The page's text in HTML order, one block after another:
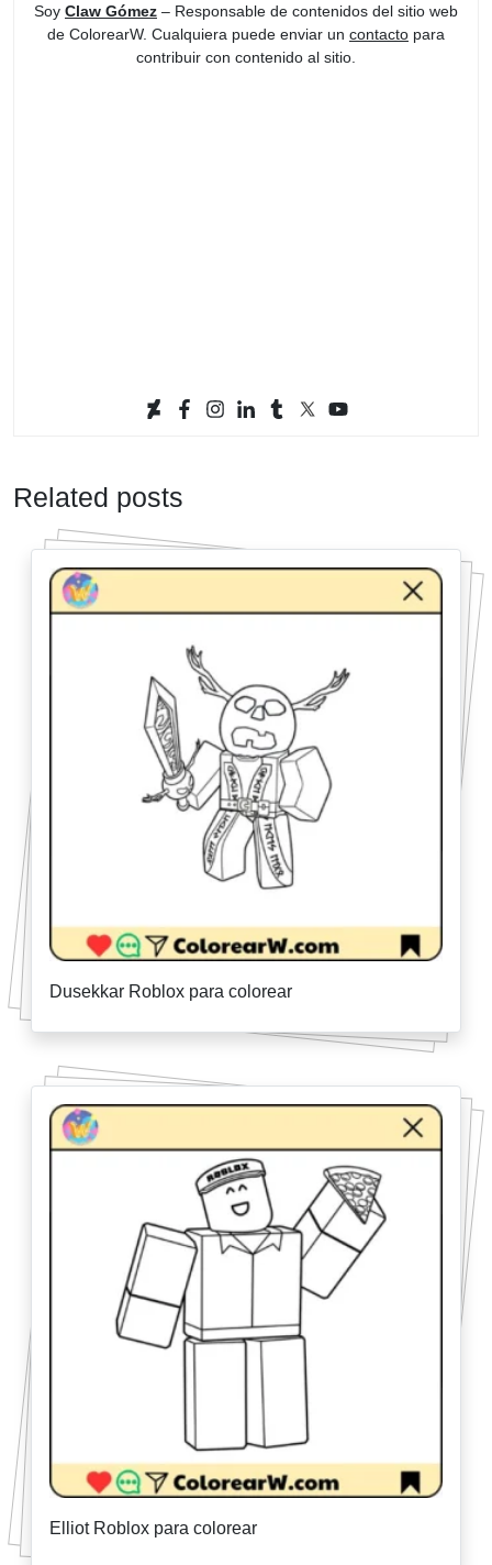
Soy Claw Gómez – Responsable de contenidos del sitio web
de ColorearW. Cualquiera puede enviar un contacto para
contribuir con contenido al sitio.
Related posts
Dusekkar Roblox para colorear
Elliot Roblox para colorear